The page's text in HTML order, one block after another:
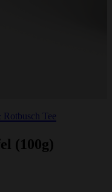
Rotbusch Tee
(100g)